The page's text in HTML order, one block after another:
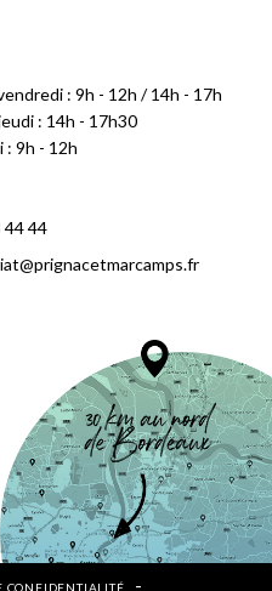
: 9h - 12h / 14h - 17h
: 14h - 17h30
: 9h - 12h
44 44
CONFIDENTIALITÉ